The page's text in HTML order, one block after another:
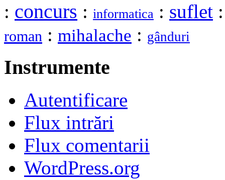
: concurs : informatica : suflet
roman : mihalache : gânduri
Instrumente
Autentificare
Flux intrări
Flux comentarii
WordPress.org